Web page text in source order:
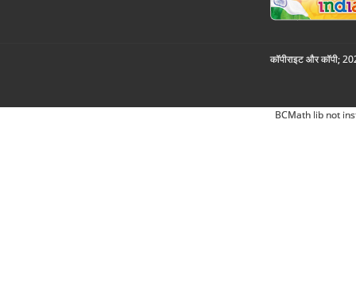
कॉपीराइट और कॉपी;
BCMath lib not